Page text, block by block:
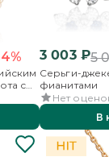
с
3 003₽5
Серьги-
фианитами
Нет
В